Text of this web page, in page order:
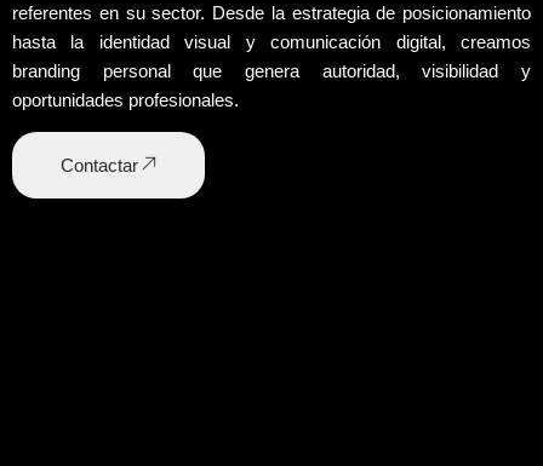
referentes en su sector. Desde la estrategia de posicionamiento
hasta la identidad visual y comunicación digital, creamos
branding personal que genera autoridad, visibilidad y
oportunidades profesionales.
Contactar